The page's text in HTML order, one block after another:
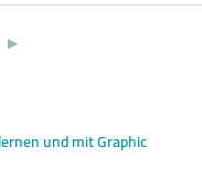
▶
und mit Graphic